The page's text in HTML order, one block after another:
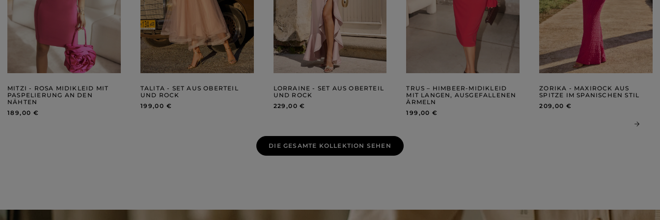
MITZI - ROSA MIDIKLEID MIT
PASPELIERUNG AN DEN
NÄHTEN
189,00 €
TALITA - SET AUS OBERTEIL
UND ROCK
199,00 €
LORRAINE - SET AUS OBERTEIL
UND ROCK
229,00 €
TRUS – HIMBEER-MIDIKLEID
MIT LANGEN, AUSGEFALLENEN
ÄRMELN
199,00 €
ZORIKA - MAXIROCK AUS
SPITZE IM SPANISCHEN STIL
209,00 €
DIE GESAMTE KOLLEKTION SEHEN